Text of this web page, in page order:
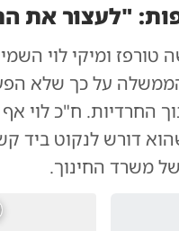
"לעצור את
ומיקי לוי
על כך שלא
החרדיות. ח"כ לוי
דורש לנקוט ביד
משרד החינוך.